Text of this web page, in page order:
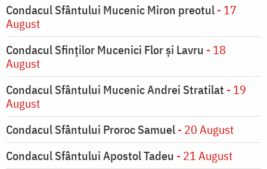
Condacul Sfântului Mucenic Miron preotul- 17
August
Condacul Sfinţilor Mucenici Flor şi Lavru - 18
August
Condacul Sfântului Mucenic Andrei Stratilat - 19
August
Condacul Sfântului Proroc Samuel- 20 August
Condacul Sfântului Apostol Tadeu - 21 August